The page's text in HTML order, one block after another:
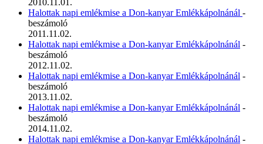
Halottak napi emlékmise a Don-kanyar Emlékkápolnánál -
beszámoló
2011.11.02.
Halottak napi emlékmise a Don-kanyar Emlékkápolnánál -
beszámoló
2012.11.02.
Halottak napi emlékmise a Don-kanyar Emlékkápolnánál -
beszámoló
2013.11.02.
Halottak napi emlékmise a Don-kanyar Emlékkápolnánál -
beszámoló
2014.11.02.
Halottak napi emlékmise a Don-kanyar Emlékkápolnánál -